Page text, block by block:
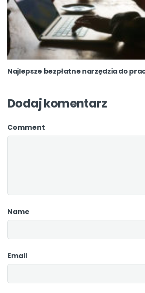
Najlepsze bezpłatne narzędzia do
Dodaj komentarz
Comment
Name
Email